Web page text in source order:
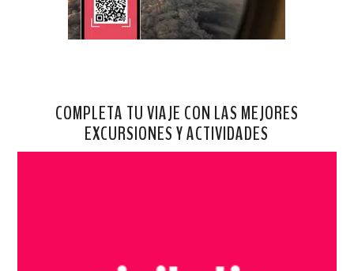
COMPLETA TU VIAJE CON LAS MEJORES
EXCURSIONES Y ACTIVIDADES